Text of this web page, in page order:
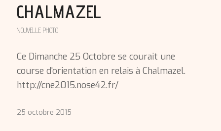
CHALMAZEL
NOUVELLE PHOTO
Ce Dimanche 25 Octobre se courait une
course d'orientation en relais à Chalmazel.
http://cne2015.nose42.fr/
25 octobre 2015